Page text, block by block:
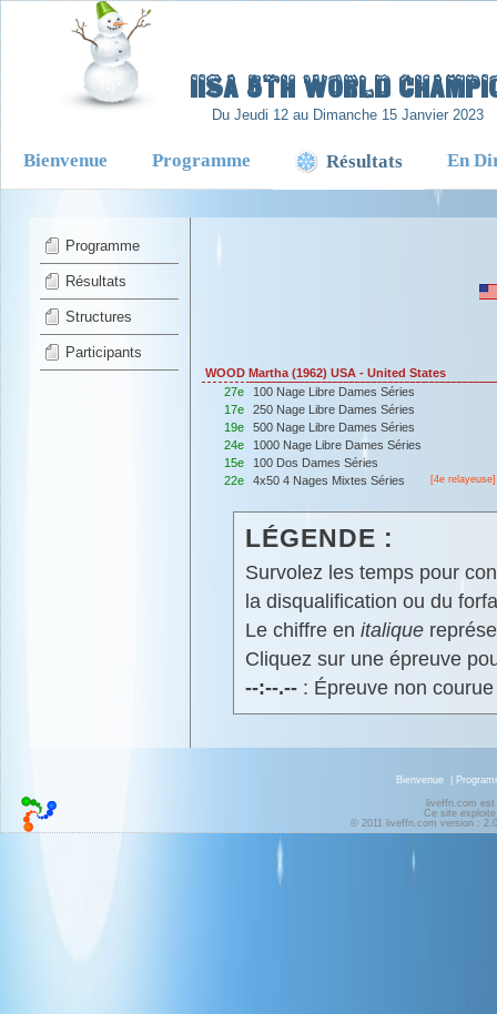
IISA 5TH WORLD
Du Jeudi 12 au Dimanche 15 Janvier 2023
Bienvenue Programme Résultats En
Programme
Résultats
Structures
Participants
WOOD Martha (1962) USA - United States
27e
100 Nage Libre Dames Séries
17e
250 Nage Libre Dames Séries
19e
500 Nage Libre Dames Séries
24e
1000 Nage Libre Dames Séries
15e
100 Dos Dames Séries
22e
4x50 4 Nages Mixtes Séries [4e relayeuse]
LÉGENDE :
Survolez les temps pour
la disqualification ou du
Le chiffre en italique
Cliquez sur une épreuve
--:--.--: Épreuve non
Bienvenue
liveffn.com
Ce site
© 2011 liveffn.com version :